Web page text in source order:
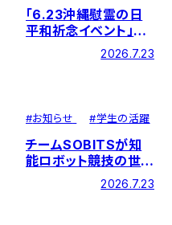
「6.23沖縄慰霊の日
平和祈念イベント」を
2026.7.23
#お知らせ #学生の活躍
チームSOBITSが知
能ロボット競技の世界
大会「RoboCup
2026」に出場！総合成
2026.7.23